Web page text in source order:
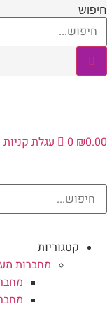
דלג
לתוכן
חיפוש
₪0.00
0 עגלת קניות
קטגוריות
מחברות